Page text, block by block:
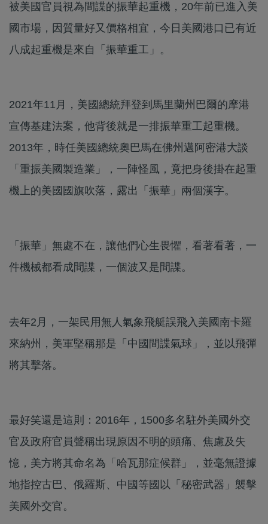
被美國官員視為間諜的振華起重機，20年前已進入美
國市場，因質量好又價格相宜，今日美國港口已有近
八成起重機是來自「振華重工」。
2021年11月，美國總統拜登到馬里蘭州巴爾的摩港
宣傳基建法案，他背後就是一排振華重工起重機。
2013年，時任美國總統奧巴馬在佛州邁阿密港大談
「重振美國製造業」，一陣怪風，竟把身後掛在起重
機上的美國國旗吹落，露出「振華」兩個漢字。
「振華」無處不在，讓他們心生畏懼，看著看著，一
件機械都看成間諜，一個波又是間諜。
去年2月，一架民用無人氣象飛艇誤飛入美國南卡羅
來納州，美軍堅稱那是「中國間諜氣球」，並以飛彈
將其擊落。
最好笑還是這則：2016年，1500多名駐外美國外交
官及政府官員聲稱出現原因不明的頭痛、焦慮及失
憶，美方將其命名為「哈瓦那症候群」，並毫無證據
地指控古巴、俄羅斯、中國等國以「秘密武器」襲擊
美國外交官。